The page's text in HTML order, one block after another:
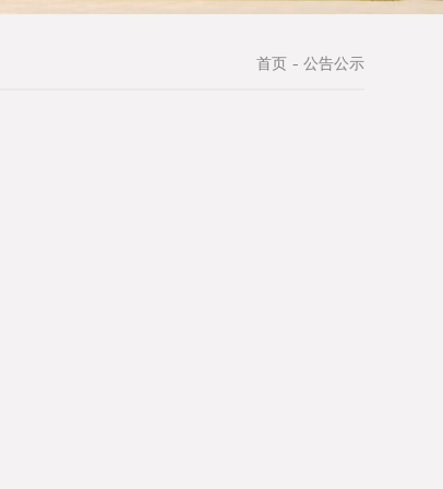
首页 公告公示